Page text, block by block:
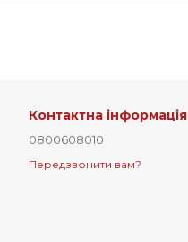
Контактна інформація
0800608010
Передзвонити вам?